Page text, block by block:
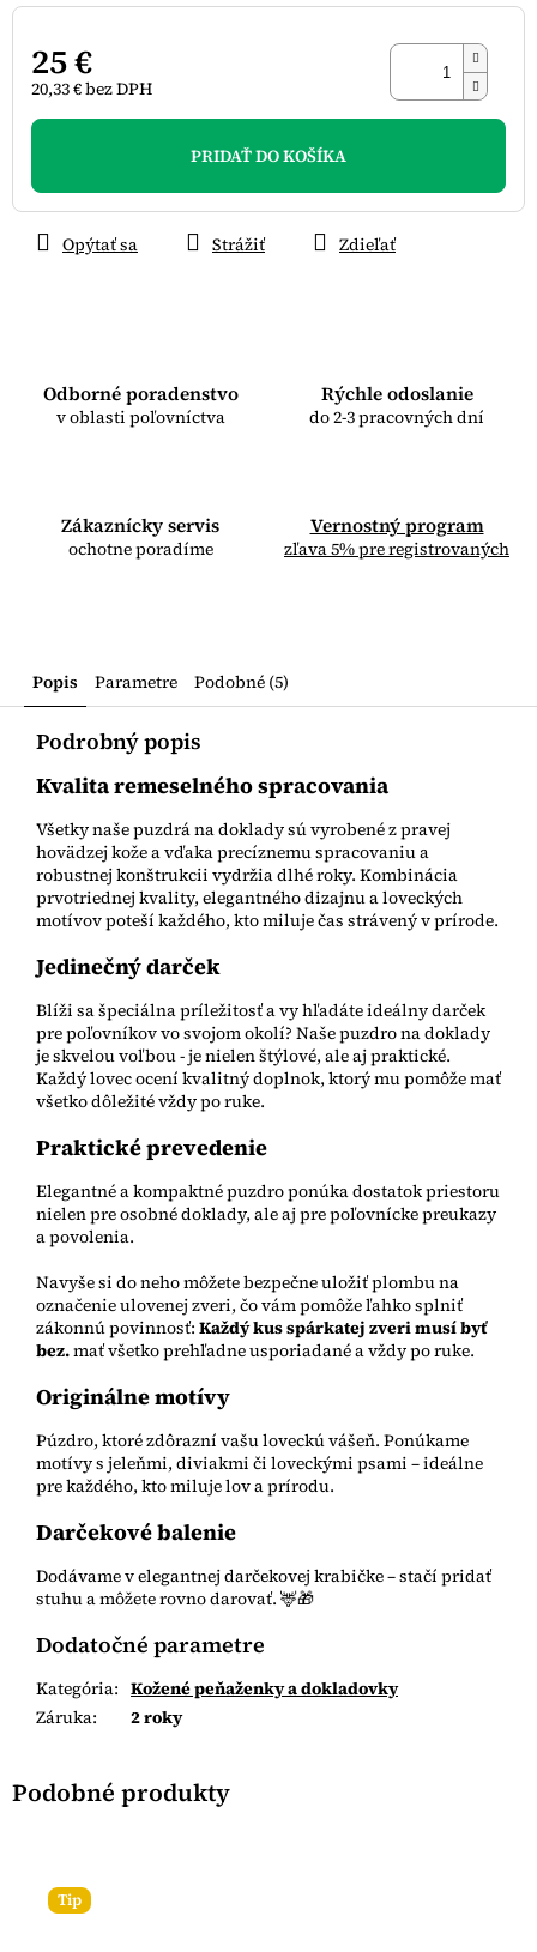
25 €
20,33 € bez DPH
Jednotková
PRIDAŤ DO KOŠÍKA
Odborné poradenstvo
v oblasti poľovníctva
Rýchle odoslanie
do 2-3 pracovných dní
Zákaznícky servis
ochotne poradíme
Vernostný program
zľava 5% pre registrovaných
Opýtať sa Strážiť Zdieľať
Popis Parametre Podobné (5)
Podrobný popis
Kvalita remeselného spracovania
Všetky naše puzdrá na doklady sú vyrobené z pravej
hovädzej kože a vďaka precíznemu spracovaniu a
robustnej konštrukcii vydržia dlhé roky. Kombinácia
prvotriednej kvality, elegantného dizajnu a loveckých
motívov poteší každého, kto miluje čas strávený v prírode.
Jedinečný darček
Blíži sa špeciálna príležitosť a vy hľadáte ideálny darček
pre poľovníkov vo svojom okolí? Naše puzdro na doklady
je skvelou voľbou - je nielen štýlové, ale aj praktické.
Každý lovec ocení kvalitný doplnok, ktorý mu pomôže mať
všetko dôležité vždy po ruke.
Praktické prevedenie
Elegantné a kompaktné puzdro ponúka dostatok priestoru
nielen pre osobné doklady, ale aj pre poľovnícke preukazy
a povolenia.
Navyše si do neho môžete bezpečne uložiť plombu na
označenie ulovenej zveri, čo vám pomôže ľahko splniť
zákonnú povinnosť: Každý kus spárkatej zveri musí byť
bez.mať všetko prehľadne usporiadané a vždy po ruke.
Originálne motívy
Púzdro, ktoré zdôrazní vašu loveckú vášeň. Ponúkame
motívy s jeleňmi, diviakmi či loveckými psami – ideálne
pre každého, kto miluje lov a prírodu.
Darčekové balenie
Dodávame v elegantnej darčekovej krabičke – stačí pridať
stuhu a môžete rovno darovať. 🦌🎁
Dodatočné parametre
Kategória: Kožené peňaženky a dokladovky
Záruka: 2 roky
Tip